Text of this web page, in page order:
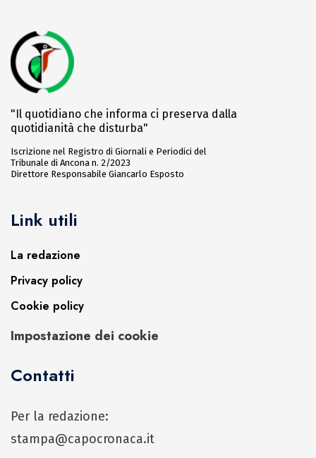
"Il quotidiano che informa ci preserva dalla
quotidianità che disturba"
Iscrizione nel Registro di Giornali e Periodici del
Tribunale di Ancona n. 2/2023
Direttore Responsabile Giancarlo Esposto
Link utili
La redazione
Privacy policy
Cookie policy
Impostazione dei cookie
Contatti
Per la redazione:
stampa@capocronaca.it